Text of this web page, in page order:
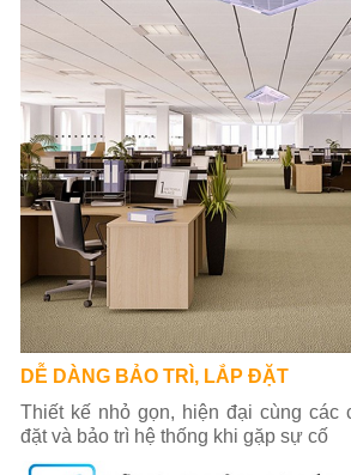
DỄ DÀNG BẢO TRÌ, LẮP ĐẶT
Thiết kế nhỏ gọn, hiện đại cùng các
đặt và bảo trì hệ thống khi gặp sự cố